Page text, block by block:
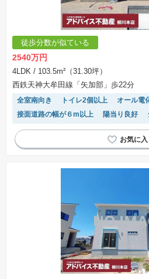
徒歩分数が似ている
2540万円
4LDK / 103.5m²（31.30坪）
西鉄天神大牟田線「矢加部」歩22分
全室南向き トイレ2個以上 オール電
接面道路の幅が６m以上
陽当り良好
窓付き浴室
対面キッチン モニター